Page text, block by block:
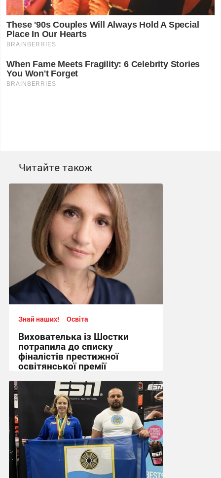
Читайте також
Знай наших! Освіта
Вихователька із Шостки
потрапила до списку
фіналістів престижної
освітянської премії
14:12 вчора